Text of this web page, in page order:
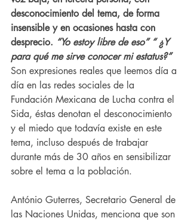
desconocimiento del tema, de forma
insensible y en ocasiones hasta con
desprecio. “Yo estoy libre de eso” “ ¿Y
para qué me sirve conocer mi estatus?”
Son expresiones reales que leemos día a
día en las redes sociales de la
Fundación Mexicana de Lucha contra el
Sida, éstas denotan el desconocimiento
y el miedo que todavía existe en este
tema, incluso después de trabajar
durante más de 30 años en sensibilizar
sobre el tema a la población.
António Guterres, Secretario General de
las Naciones Unidas, menciona que son